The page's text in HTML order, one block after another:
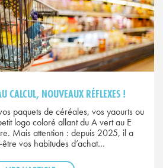
CALCUL, NOUVEAUX RÉFLEXES !
paquets de céréales, vos yaourts ou
logo coloré allant du A vert au E
Mais attention : depuis 2025, il a
vos habitudes d’achat…